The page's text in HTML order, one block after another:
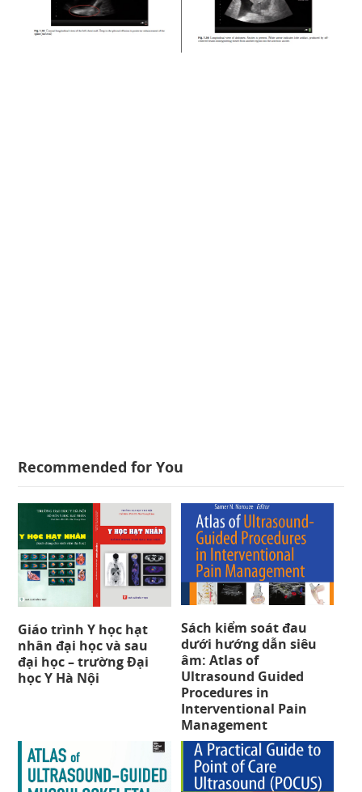
Recommended for You
Giáo trình Y học hạt
nhân đại học và sau
đại học – trường Đại
học Y Hà Nội
Sách kiểm soát đau
dưới hướng dẫn siêu
âm: Atlas of
Ultrasound Guided
Procedures in
Interventional Pain
Management